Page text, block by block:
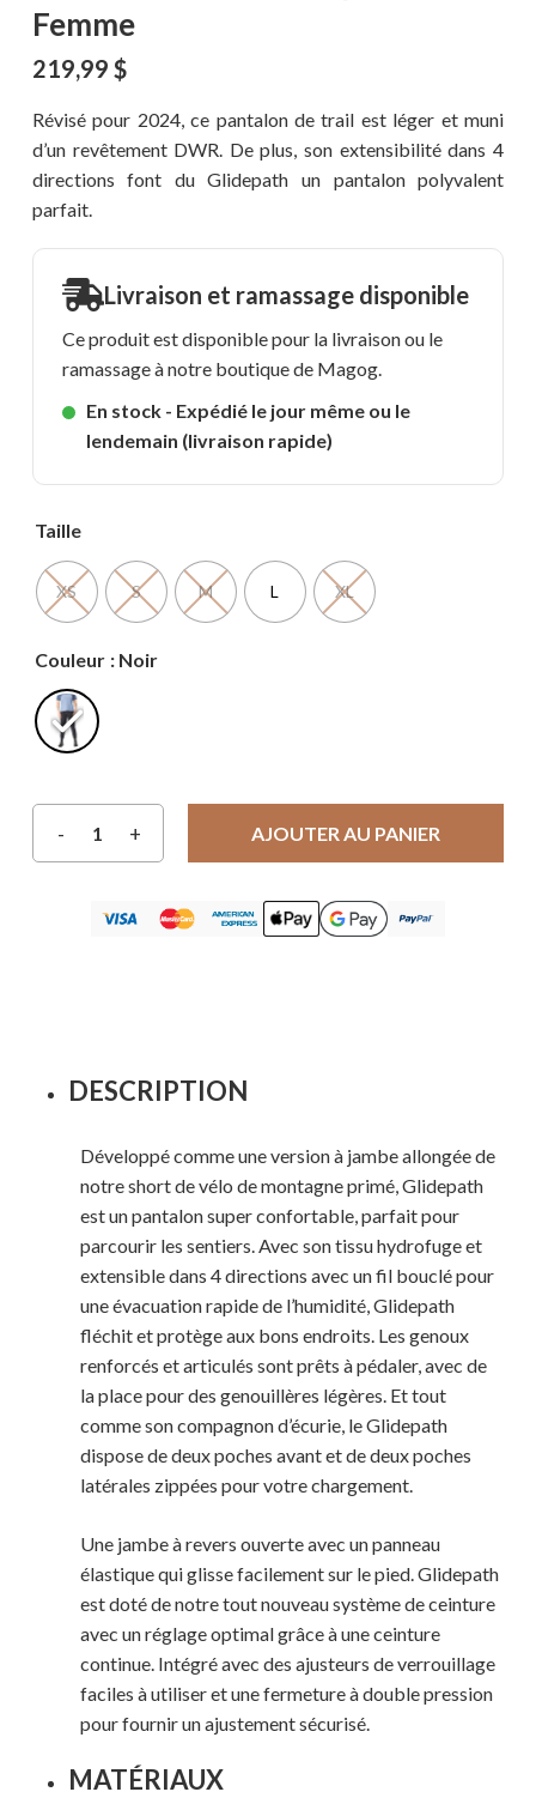
Femme
219,99 $
Révisé pour 2024, ce pantalon de trail est léger et muni
d’un revêtement DWR. De plus, son extensibilité dans 4
directions font du Glidepath un pantalon polyvalent
parfait.
Livraison et ramassage disponible
Ce produit est disponible pour la livraison ou le
ramassage à notre boutique de Magog.
En stock - Expédié le jour même ou le
lendemain (livraison rapide)
Taille
XS S M L XL
Couleur : Noir
AJOUTER AU PANIER
DESCRIPTION
Développé comme une version à jambe allongée de
notre short de vélo de montagne primé, Glidepath
est un pantalon super confortable, parfait pour
parcourir les sentiers. Avec son tissu hydrofuge et
extensible dans 4 directions avec un fil bouclé pour
une évacuation rapide de l’humidité, Glidepath
fléchit et protège aux bons endroits. Les genoux
renforcés et articulés sont prêts à pédaler, avec de
la place pour des genouillères légères. Et tout
comme son compagnon d’écurie, le Glidepath
dispose de deux poches avant et de deux poches
latérales zippées pour votre chargement.
Une jambe à revers ouverte avec un panneau
élastique qui glisse facilement sur le pied. Glidepath
est doté de notre tout nouveau système de ceinture
avec un réglage optimal grâce à une ceinture
continue. Intégré avec des ajusteurs de verrouillage
faciles à utiliser et une fermeture à double pression
pour fournir un ajustement sécurisé.
MATÉRIAUX